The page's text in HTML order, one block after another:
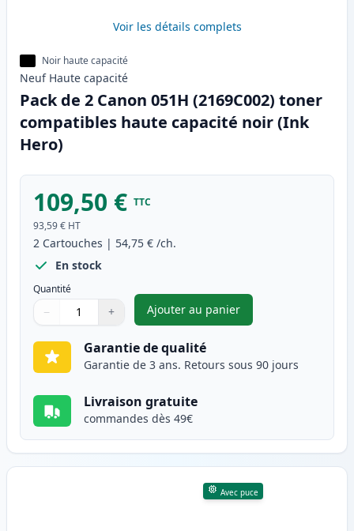
Voir les détails complets
Noir haute capacité
Neuf Haute capacité
Pack de 2 Canon 051H (2169C002) toner
compatibles haute capacité noir (Ink
Hero)
109,50 € TTC
93,59 € HT
2 Cartouches | 54,75 € /ch.
En stock
Quantité
Quantité
Utilisez les boutons pour ajuster
− +
Quantité
Ajouter au panier
,Pack de 2 Canon 051H
Garantie de qualité
Garantie de 3 ans. Retours sous 90 jours
Livraison gratuite
commandes dès 49€
Avec puce